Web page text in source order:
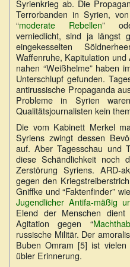
Syrienkrieg ab. Die
Terrorbanden in Syrien,
“moderate Rebellen”
verniedlicht, sind ja längst
eingekesselten
Waffenruhe, Kapitulation
nahen “Weißhelme” haben
Unterschlupf gefunden.
antirussische Propaganda
Probleme in Syrien
Qualitätsjournalisten kein
Die vom Kabinett Merkel
Syriens zwingt dessen
auf. Aber Tagesschau und
diese Schändlichkeit noch
Zerstörung Syriens. ARD-
gegen den
Gniffke und “Faktenfinder” wie
Jugendlicher Antifa-mäßig
Elend der Menschen
Agitation gegen “
russische Militär. Der
Buben Omram [5] ist vielen
übler Erinnerung.